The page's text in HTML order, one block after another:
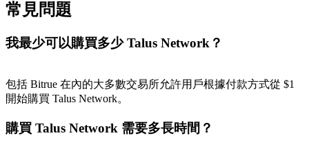
常見問題
我最少可以購買多少 Talus Network？
包括 Bitrue 在內的大多數交易所允許用戶根據付款方式從 $1
開始購買 Talus Network。
購買 Talus Network 需要多長時間？